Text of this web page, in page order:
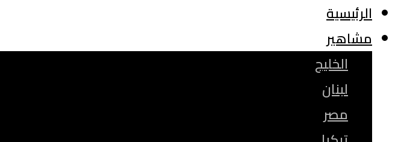
الرئيسية
مشاهير
الخليج
لبنان
مصر